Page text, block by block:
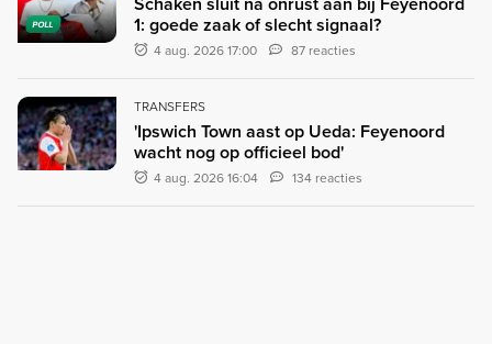
POLL
1: goede zaak of slecht signaal?
4 aug. 2026 17:00 87 reacties
TRANSFERS
'Ipswich Town aast op Ueda: Feyenoord
wacht nog op officieel bod'
4 aug. 2026 16:04 134 reacties